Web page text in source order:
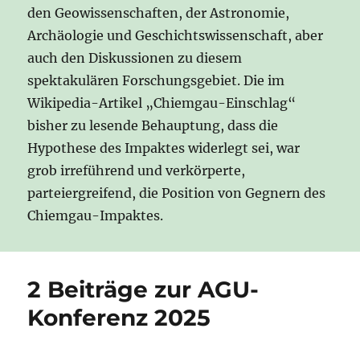
den Geowissenschaften, der Astronomie,
Archäologie und Geschichtswissenschaft, aber
auch den Diskussionen zu diesem
spektakulären Forschungsgebiet. Die im
Wikipedia-Artikel „Chiemgau-Einschlag“
bisher zu lesende Behauptung, dass die
Hypothese des Impaktes widerlegt sei, war
grob irreführend und verkörperte,
parteiergreifend, die Position von Gegnern des
Chiemgau-Impaktes.
2 Beiträge zur AGU-
Konferenz 2025